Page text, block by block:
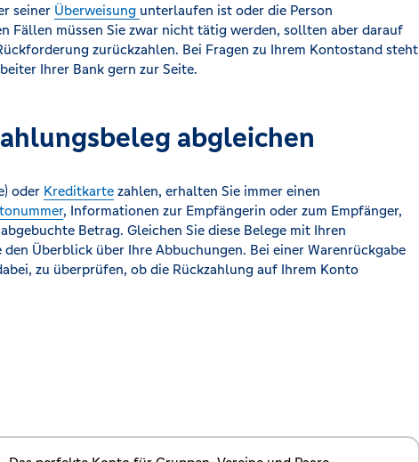
seiner Überweisung unterlaufen ist oder die Person
Fällen müssen Sie zwar nicht tätig werden, sollten aber darauf
zurückzahlen. Bei Fragen zu Ihrem Kontostand steht
Ihrer Bank gern zur Seite.
abgleichen
oder Kreditkarte zahlen, erhalten Sie immer einen
, Informationen zur Empfängerin oder zum Empfänger,
Betrag. Gleichen Sie diese Belege mit Ihren
Überblick über Ihre Abbuchungen. Bei einer Warenrückgabe
zu überprüfen, ob die Rückzahlung auf Ihrem Konto